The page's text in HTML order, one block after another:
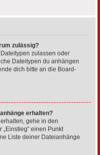
zulässig?
zulassen oder
Dateitypen du anhängen
dich bitte an die Board-
erhalten?
gehe in den
einen Punkt
Liste deiner Dateianhänge